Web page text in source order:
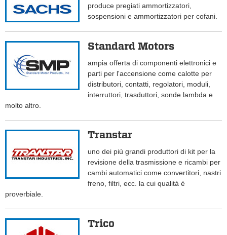
produce pregiati ammortizzatori,
sospensioni e ammortizzatori per cofani.
Standard Motors
ampia offerta di componenti elettronici e
parti per l'accensione come calotte per
distributori, contatti, regolatori, moduli,
interruttori, trasduttori, sonde lambda e
molto altro.
Transtar
uno dei più grandi produttori di kit per la
revisione della trasmissione e ricambi per
cambi automatici come convertitori, nastri
freno, filtri, ecc. la cui qualità è
proverbiale.
Trico